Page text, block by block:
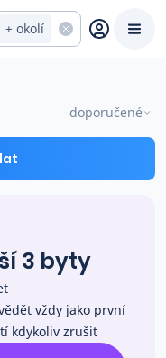
+ okolí
doporučené
3 byty
vždy jako první
kdykoliv zrušit